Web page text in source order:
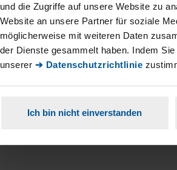
und die Zugriffe auf unsere Website zu
Website an unsere Partner für soziale
möglicherweise mit weiteren Daten
der Dienste gesammelt haben. Indem
unserer ➔ Datenschutzrichtlinie
Ich bin nicht einverstanden
erkläre ich mich damit
Anliegens sowie zur internen
habe ich zur Kenntnis genommen.